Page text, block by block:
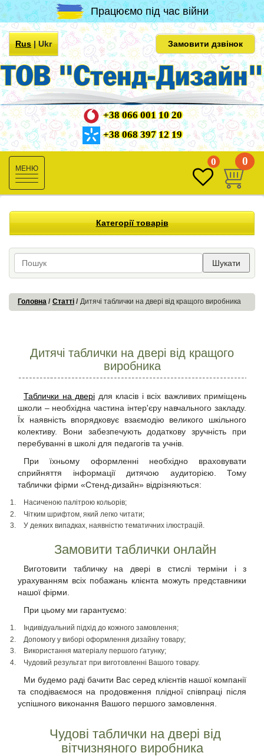
Працюємо під час війни
Rus|Ukr Замовити дзвінок
+38 066 001 10 20
+38 068 397 12 19
Toggle
navigation
0 0
Категорії товарів
Шукати
Головна Статті Дитячі таблички на двері від кращого виробника
Дитячі таблички на двері від кращого
виробника
Таблички на двері для класів і всіх важливих приміщень
школи – необхідна частина інтер'єру навчального закладу.
Їх наявність впорядковує взаємодію великого шкільного
колективу. Вони забезпечують додаткову зручність при
перебуванні в школі для педагогів та учнів.
При їхньому оформленні необхідно враховувати
сприйняття інформації дитячою аудиторією. Тому
таблички фірми «Стенд-дизайн» відрізняються:
Насиченою палітрою кольорів;
Чітким шрифтом, який легко читати;
У деяких випадках, наявністю тематичних ілюстрацій.
Замовити таблички онлайн
Виготовити табличку на двері в стислі терміни і з
урахуванням всіх побажань клієнта можуть представники
нашої фірми.
При цьому ми гарантуємо:
Індивідуальний підхід до кожного замовлення;
Допомогу у виборі оформлення дизайну товару;
Використання матеріалу першого ґатунку;
Чудовий результат при виготовленні Вашого товару.
Ми будемо раді бачити Вас серед клієнтів нашої компанії
та сподіваємося на продовження плідної співпраці після
успішного виконання Вашого першого замовлення.
Чудові таблички на двері від
вітчизняного виробника